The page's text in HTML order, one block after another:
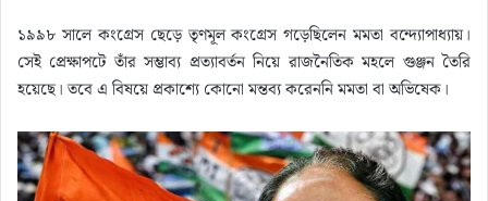
১৯৯৮ সালে কংগ্রেস ছেড়ে তৃণমূল কংগ্রেস গড়েছিলেন মমতা বন্দ্যোপাধ্যায়।
সেই প্রেক্ষাপটে তাঁর সম্ভাব্য প্রত্যাবর্তন নিয়ে রাজনৈতিক মহলে গুঞ্জন তৈরি
হয়েছে। তবে এ বিষয়ে প্রকাশ্যে কোনো মন্তব্য করেননি মমতা বা অভিষেক।